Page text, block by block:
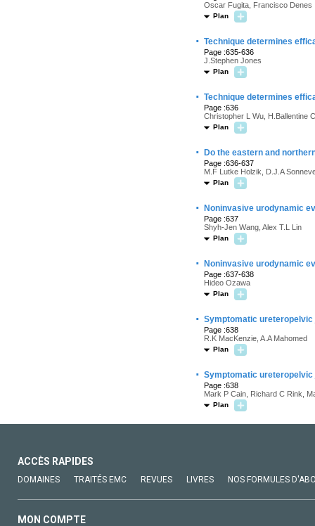
Oscar Fugita, Francisco Denes
Plan
· Technique determines
Page :635-636
J.Stephen Jones
Plan
· Technique determines
Page :636
Christopher L Wu, H.Ballentine
Plan
· Do the eastern and
Page :636-637
M.F Lutke Holzik, D.J.A
Plan
· Noninvasive urodynamic
Page :637
Shyh-Jen Wang, Alex T.L Lin
Plan
· Noninvasive urodynamic
Page :637-638
Hideo Ozawa
Plan
· Symptomatic
Page :638
R.K MacKenzie, A.A Mahomed
Plan
· Symptomatic
Page :638
Mark P Cain, Richard C Rink,
Plan
ACCÈS RAPIDES
DOMAINES TRAITÉS EMC REVUES LIVRES NOS FORMULES
MON COMPTE